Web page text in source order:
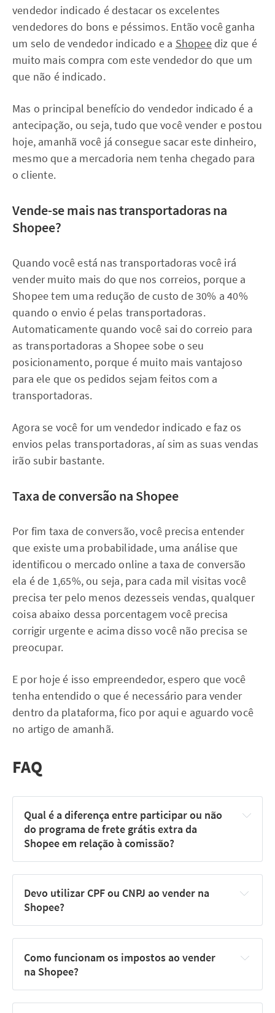
vendedor indicado é destacar os excelentes
vendedores do bons e péssimos. Então você ganha
um selo de vendedor indicado e a Shopeediz que é
muito mais compra com este vendedor do que um
que não é indicado.
Mas o principal benefício do vendedor indicado é a
antecipação, ou seja, tudo que você vender e postou
hoje, amanhã você já consegue sacar este dinheiro,
mesmo que a mercadoria nem tenha chegado para
o cliente.
Vende-se mais nas transportadoras na
Shopee?
Quando você está nas transportadoras você irá
vender muito mais do que nos correios, porque a
Shopee tem uma redução de custo de 30% a 40%
quando o envio é pelas transportadoras.
Automaticamente quando você sai do correio para
as transportadoras a Shopee sobe o seu
posicionamento, porque é muito mais vantajoso
para ele que os pedidos sejam feitos com a
transportadoras.
Agora se você for um vendedor indicado e faz os
envios pelas transportadoras, aí sim as suas vendas
irão subir bastante.
Taxa de conversão na Shopee
Por fim taxa de conversão, você precisa entender
que existe uma probabilidade, uma análise que
identificou o mercado online a taxa de conversão
ela é de 1,65%, ou seja, para cada mil visitas você
precisa ter pelo menos dezesseis vendas, qualquer
coisa abaixo dessa porcentagem você precisa
corrigir urgente e acima disso você não precisa se
preocupar.
E por hoje é isso empreendedor, espero que você
tenha entendido o que é necessário para vender
dentro da plataforma, fico por aqui e aguardo você
no artigo de amanhã.
FAQ
Qual é a diferença entre participar ou não
do programa de frete grátis extra da
Shopee em relação à comissão?
Devo utilizar CPF ou CNPJ ao vender na
Shopee?
Como funcionam os impostos ao vender
na Shopee?